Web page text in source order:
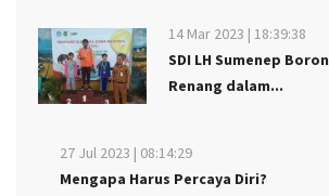
14 Mar 2023 | 18:39:38
SDI LH Sumenep
Renang dalam...
27 Jul 2023 | 08:14:29
Mengapa Harus Percaya Diri?